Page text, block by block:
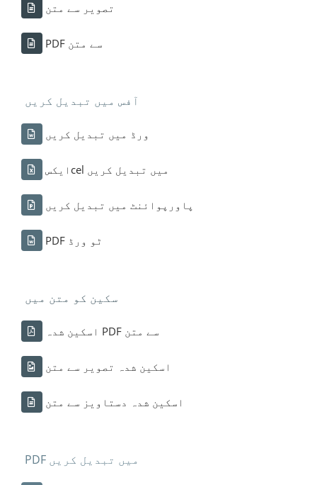
تصویر سے متن
PDF سے متن
آفس میں تبدیل کریں
ورڈ میں تبدیل کریں
ایکسcel میں تبدیل کریں
پاورپوائنٹ میں تبدیل کریں
PDF ٹو ورڈ
سکین کو متن میں
اسکین شدہ PDF سے متن
اسکین شدہ تصویر سے متن
اسکین شدہ دستاویز سے متن
PDF میں تبدیل کریں